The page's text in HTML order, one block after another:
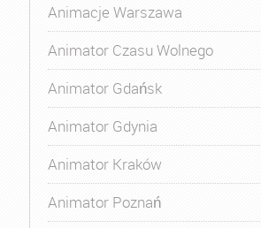
Animacje Warszawa
Animator Czasu Wolnego
Animator Gdańsk
Animator Gdynia
Animator Kraków
Animator Poznań